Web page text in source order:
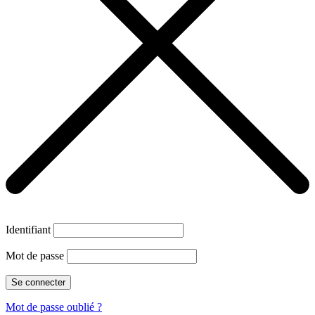
Identifiant
Mot de passe
Mot de passe oublié ?